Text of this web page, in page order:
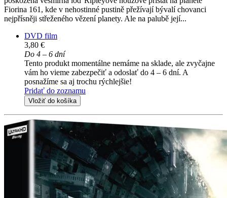
Fiorina 161, kde v nehostinné pustině přežívají bývalí chovanci
nejpřísněji střeženého vězení planety. Ale na palubě její...
DVD film
3,80 €
Do 4 – 6 dní
Tento produkt momentálne nemáme na sklade, ale zvyčajne
vám ho vieme zabezpečiť a odoslať do 4 – 6 dní. A
posnažíme sa aj trochu rýchlejšie!
Pridať do zoznamu
Vložiť do košíka